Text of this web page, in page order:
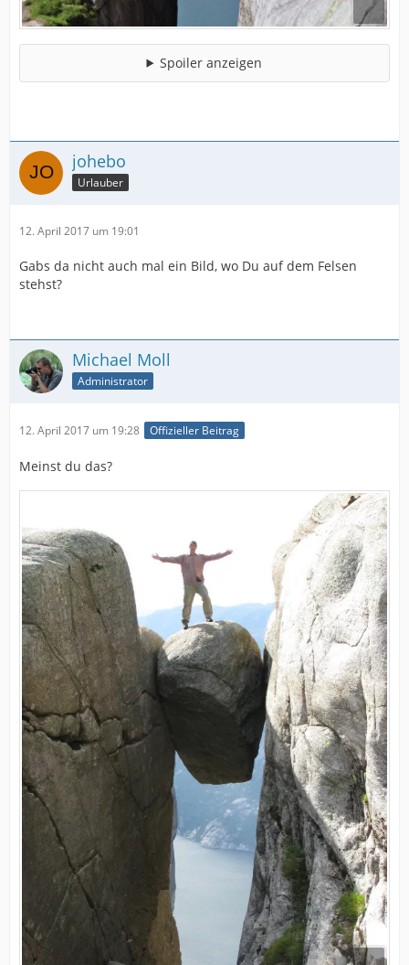
Spoiler anzeigen
johebo
Urlauber
12. April 2017 um 19:01
Gabs da nicht auch mal ein Bild, wo Du auf dem Felsen
stehst?
Michael Moll
Administrator
12. April 2017 um 19:28 Offizieller Beitrag
Meinst du das?